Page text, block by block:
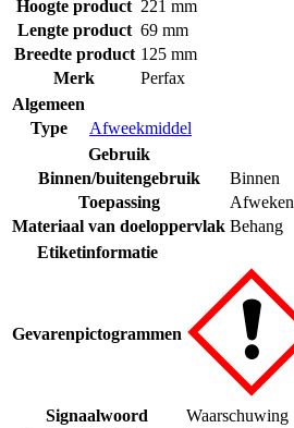
Hoogte product 221 mm
Lengte product 69 mm
Breedte product 125 mm
Merk
Perfax
Algemeen
Type
Afweekmiddel
Gebruik
Binnen/buitengebruik
Binnen
Toepassing
Afweken
Materiaal van doeloppervlak Behang
Etiketinformatie
Gevarenpictogrammen
Signaalwoord
Waarschuwing